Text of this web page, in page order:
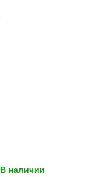
В наличии